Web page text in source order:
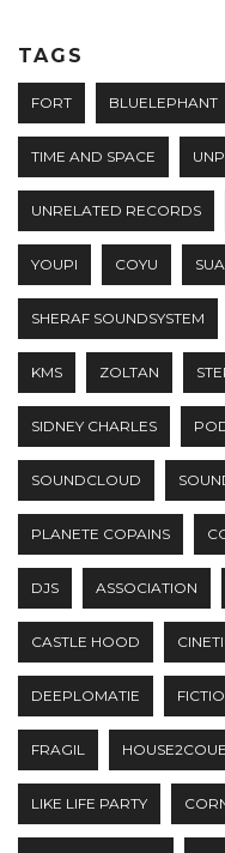
TAGS
FORT BLUELEPHANT
TIME AND SPACE
UNRELATED RECORDS
YOUPI COYU
SHERAF SOUNDSYSTEM
KMS ZOLTAN
SIDNEY CHARLES
SOUNDCLOUD
PLANETE COPAINS
DJS ASSOCIATION
CASTLE HOOD
DEEPLOMATIE
FRAGIL
LIKE LIFE PARTY